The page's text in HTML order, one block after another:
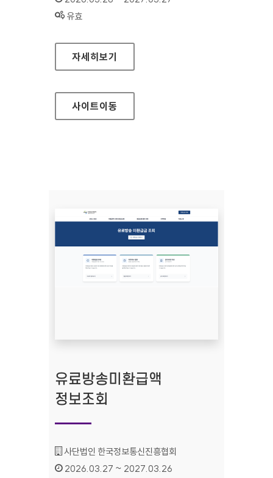
상태 :
유효
우체국금융개발원
자세히보기
사이트이동
유료방송미환급액
정보조회
기관명 :
사단법인 한국정보통신진흥협회
인증기간 :
2026.03.27 ~ 2027.03.26